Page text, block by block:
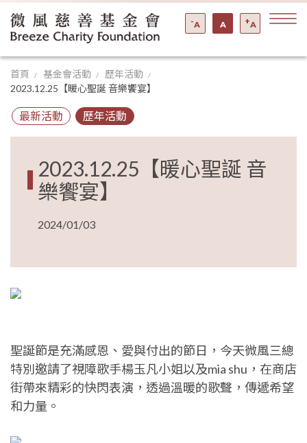
+A
A
-A
首頁 基金會活動
歷年活動
2023.12.25【暖心聖誕 音樂饗宴】
最新活動 歷年活動
2023.12.25【暖心聖誕 音
樂饗宴】
2024/01/03
聖誕節是充滿感恩、愛與付出的節日，今天微風三總
特別邀請了視障歌手楊玉凡小姐以及mia shu，在商店
街帶來精彩的快閃表演，透過溫暖的歌聲，傳遞希望
和力量。